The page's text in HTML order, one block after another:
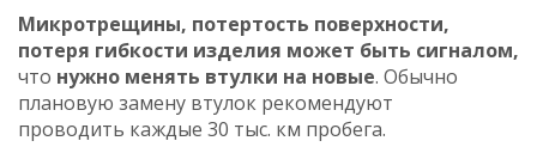
Микротрещины, потертость поверхности,
потеря гибкости изделия может быть сигналом,
что нужно менять втулки на новые. Обычно
плановую замену втулок рекомендуют
проводить каждые 30 тыс. км пробега.